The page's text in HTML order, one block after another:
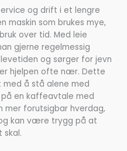
og drift i et lengre
maskin som brukes mye,
over tid. Med leie
gjerne regelmessig
og sørger for jevn
hjelpen ofte nær. Dette
å stå alene med
en kaffeavtale med
mer forutsigbar hverdag,
kan være trygg på at